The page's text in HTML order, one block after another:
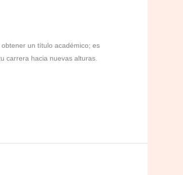
un título académico; es
carrera hacia nuevas alturas.